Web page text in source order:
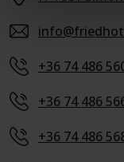
+36 74 486
+36 74 486
+36 74 486